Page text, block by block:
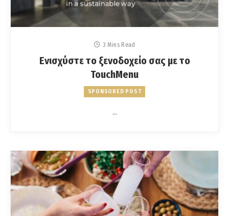
3 Mins Read
Ενισχύστε το ξενοδοχείο σας με το
TouchMenu
SPONSORED POST
…